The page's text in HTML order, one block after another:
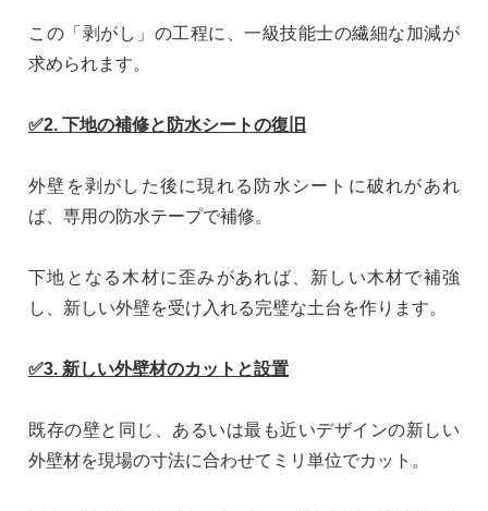
この「剥がし」の工程に、一級技能士の繊細な加減が
求められます。
✅2. 下地の補修と防水シートの復旧
外壁を剥がした後に現れる防水シートに破れがあれ
ば、専用の防水テープで補修。
下地となる木材に歪みがあれば、新しい木材で補強
し、新しい外壁を受け入れる完璧な土台を作ります。
✅3. 新しい外壁材のカットと設置
既存の壁と同じ、あるいは最も近いデザインの新しい
外壁材を現場の寸法に合わせてミリ単位でカット。